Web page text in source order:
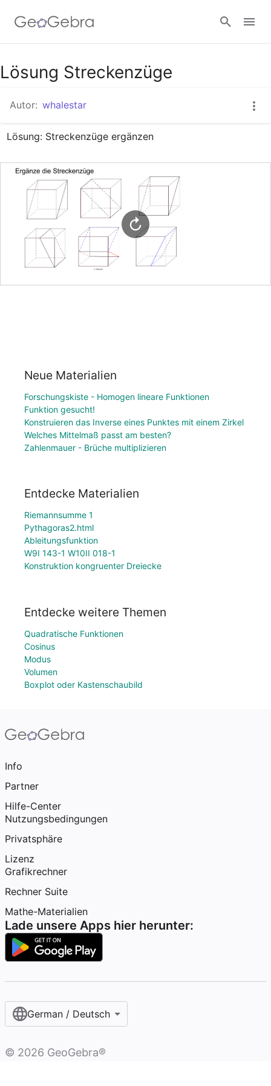
Google Classroom
GeoGebra Classroom
Lösung Streckenzüge
Autor: whalestar
Lösung: Streckenzüge ergänzen
Neue Materialien
Forschungskiste - Homogen lineare Funktionen
Funktion gesucht!
Konstruieren das Inverse eines Punktes mit einem Zirkel
Welches Mittelmaß passt am besten?
Zahlenmauer - Brüche multiplizieren
Entdecke Materialien
Riemannsumme 1
Pythagoras2.html
Ableitungsfunktion
W9I 143-1 W10II 018-1
Konstruktion kongruenter Dreiecke
Entdecke weitere Themen
Quadratische Funktionen
Cosinus
Modus
Volumen
Boxplot oder Kastenschaubild
Info
Partner
Hilfe-Center
Nutzungsbedingungen
Privatsphäre
Lizenz
Grafikrechner
Rechner Suite
Mathe-Materialien
Lade unsere Apps hier herunter:
German / Deutsch
© 2026 GeoGebra®